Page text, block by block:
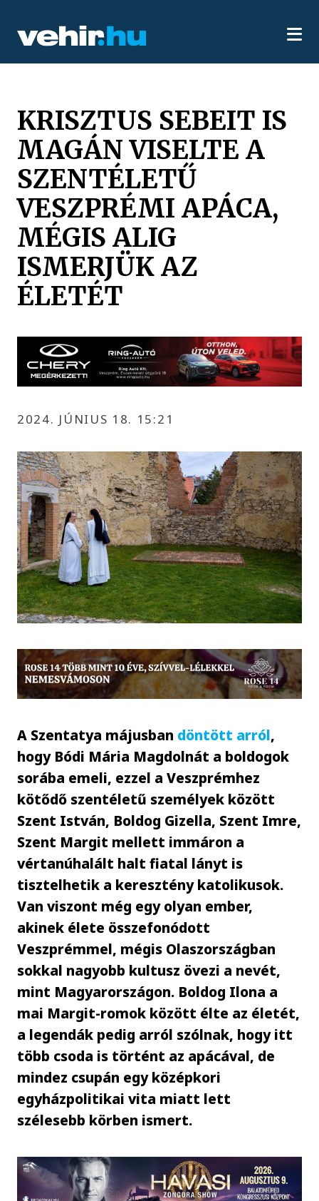
KRISZTUS SEBEIT IS
MAGÁN VISELTE A
SZENTÉLETŰ
VESZPRÉMI APÁCA,
MÉGIS ALIG
ISMERJÜK AZ
ÉLETÉT
2024. JÚNIUS 18. 15:21
A Szentatya májusban döntött arról,
hogy Bódi Mária Magdolnát a boldogok
sorába emeli, ezzel a Veszprémhez
kötődő szentéletű személyek között
Szent István, Boldog Gizella, Szent Imre,
Szent Margit mellett immáron a
vértanúhalált halt fiatal lányt is
tisztelhetik a keresztény katolikusok.
Van viszont még egy olyan ember,
akinek élete összefonódott
Veszprémmel, mégis Olaszországban
sokkal nagyobb kultusz övezi a nevét,
mint Magyarországon. Boldog Ilona a
mai Margit-romok között élte az életét,
a legendák pedig arról szólnak, hogy itt
több csoda is történt az apácával, de
mindez csupán egy középkori
egyházpolitikai vita miatt lett
szélesebb körben ismert.